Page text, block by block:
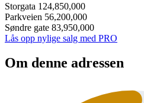
Storgata 124,850,000
Parkveien 56,200,000
Søndre gate 83,950,000
Lås opp nylige salg med PRO
Om denne adressen